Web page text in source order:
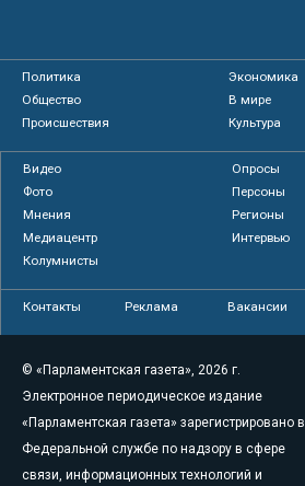
Политика
Экономика
Общество
В мире
Происшествия
Культура
Видео
Опросы
Фото
Персоны
Мнения
Регионы
Медиацентр
Интервью
Колумнисты
Контакты Реклама Вакансии
© «Парламентская газета», 2026 г.
Электронное периодическое издание
«Парламентская газета» зарегистрировано в
Федеральной службе по надзору в сфере
связи, информационных технологий и